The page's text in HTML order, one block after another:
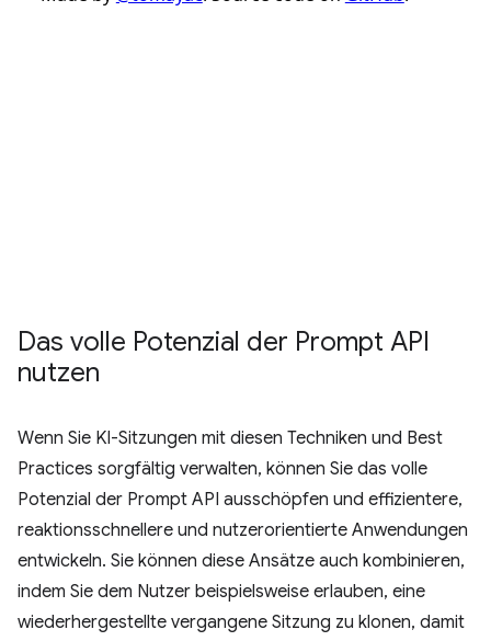
Das volle Potenzial der Prompt API
nutzen
Wenn Sie KI-Sitzungen mit diesen Techniken und Best
Practices sorgfältig verwalten, können Sie das volle
Potenzial der Prompt API ausschöpfen und effizientere,
reaktionsschnellere und nutzerorientierte Anwendungen
entwickeln. Sie können diese Ansätze auch kombinieren,
indem Sie dem Nutzer beispielsweise erlauben, eine
wiederhergestellte vergangene Sitzung zu klonen, damit